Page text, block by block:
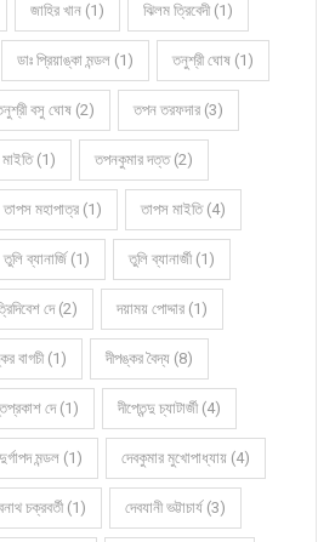
জাহির খান (1) ঝিলম ত্রিবেদী (1)
ডাঃ প্রিয়াঙ্কা মন্ডল (1) তনুশ্রী ঘোষ (1)
বসু ঘোষ (2) তপন তরফদার (3)
(1) তপনকুমার দত্ত (2)
তাপস মহাপাত্র (1) তাপস মাইতি (4)
তুলি ব্যানার্জি (1) তুলি ব্যানার্জী (1)
দে (2) দয়াময় পোদ্দার (1)
বাগচী (1) দীপঙ্কর বৈদ্য (8)
দে (1) দীপ্তেন্দু চ্যাটার্জী (4)
দুর্গাপদ মন্ডল (1) দেবকুমার মুখোপাধ্যায় (4)
চক্রবর্তী (1) দেবযানী ভট্টাচার্য (3)